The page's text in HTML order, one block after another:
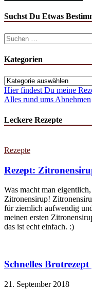
Suchst Du Etwas
Suchen
nach:
Kategorien
Kategorien
Hier findest Du meine
Alles rund ums Abnehmen
Leckere Rezepte
Rezepte
Rezept:
Was macht man
Zitronensirup!
für ziemlich aufwendig
meinen ersten
das ist echt einfach. :)
Schnelles
21. September 2018